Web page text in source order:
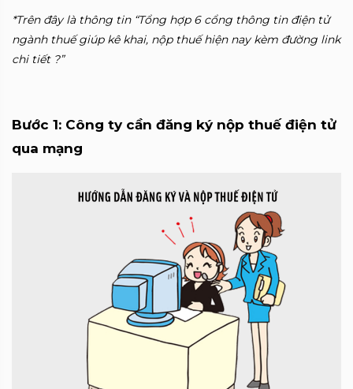
*Trên đây là thông tin “Tổng hợp 6 cổng thông tin điện tử
ngành thuế giúp kê khai, nộp thuế hiện nay kèm đường link
chi tiết ?”
Bước 1: Công ty cần đăng ký nộp thuế điện tử
qua mạng